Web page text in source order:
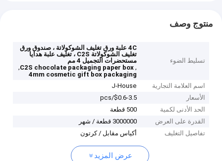
منتوج وصف
تسليط الضوء
4C علبة ورق تغليف الشوكولاتة ، صندوق ورق
تغليف الشوكولاتة C2S ، تغليف علبة هدايا
مستحضرات التجميل 4 مم
,
C2S chocolate packaging paper box
,
4mm cosmetic gift box packaging
اسم العلامة التجارية
J-House
الأسعار
$0.6-3.5/pcs
الحد الأدنى لكمية
500 قطعة
القدرة على العرض
3000000 قطعة / شهر
تفاصيل التغليف
أكياس مقابل / كرتون
عرض المزيد